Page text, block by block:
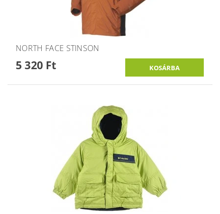
NORTH FACE STINSON
5 320 Ft